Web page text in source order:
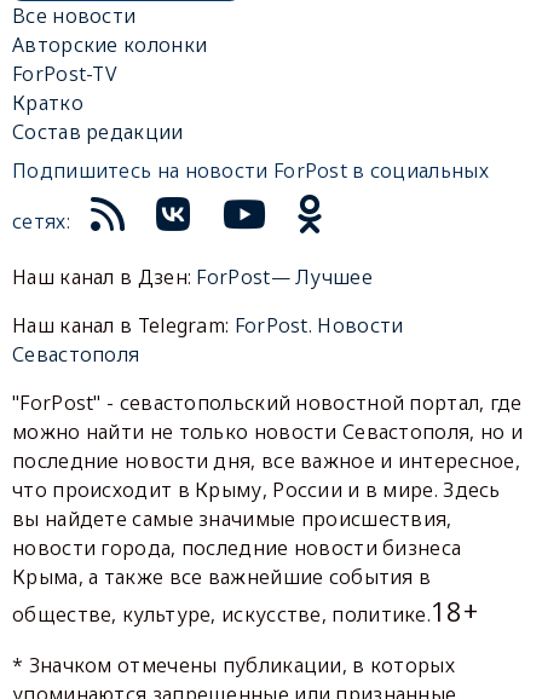
Все новости
Авторские колонки
ForPost-TV
Кратко
Состав редакции
Подпишитесь на новости ForPost в социальных
сетях:
Наш канал в Дзен: ForPost— Лучшее
Наш канал в Telegram: ForPost. Новости
Севастополя
"ForPost" - севастопольский новостной портал, где
можно найти не только новости Севастополя, но и
последние новости дня, все важное и интересное,
что происходит в Крыму, России и в мире. Здесь
вы найдете самые значимые происшествия,
новости города, последние новости бизнеса
Крыма, а также все важнейшие события в
обществе, культуре, искусстве, политике.18+
* Значком отмечены публикации, в которых